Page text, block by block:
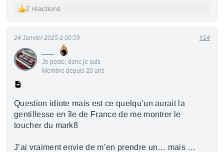
2 réactions
Je poste, donc je suis
Membre depuis 20 ans
24 Janvier 2025 à 00:59 #14
Question idiote mais est ce quelqu’un aurait la
gentillesse en île de France de me montrer le
toucher du mark8
J’ai vraiment envie de m’en prendre un… mais …